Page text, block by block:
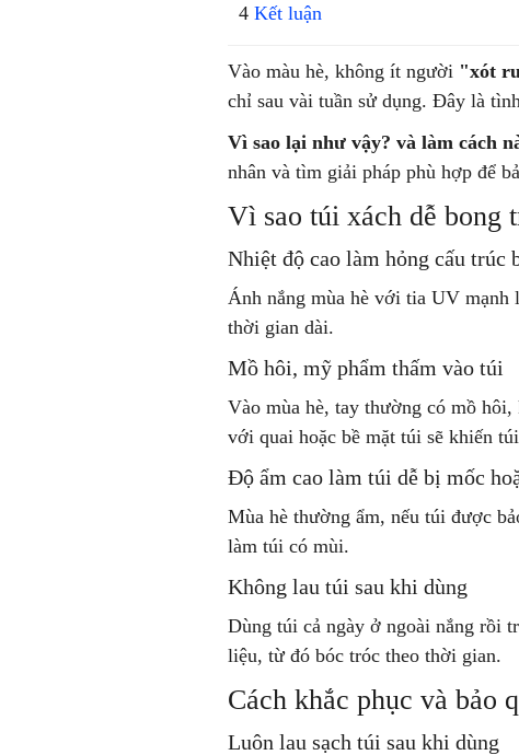
Kết luận
Vào màu hè, không ít người "xót
chỉ sau vài tuần sử dụng. Đây là
Vì sao lại như vậy? và làm cách
nhân và tìm giải pháp phù hợp để
Vì sao túi xách dễ bong
Nhiệt độ cao làm hỏng cấu trúc
Ánh nắng mùa hè với tia UV mạnh
thời gian dài.
Mồ hôi, mỹ phẩm thấm vào túi
Vào mùa hè, tay thường có mồ
với quai hoặc bề mặt túi sẽ khiến
Độ ẩm cao làm túi dễ bị mốc
Mùa hè thường ẩm, nếu túi được
làm túi có mùi.
Không lau túi sau khi dùng
Dùng túi cả ngày ở ngoài nắng rồi
liệu, từ đó bóc tróc theo thời gian.
Cách khắc phục và bảo
Luôn lau sạch túi sau khi dùng